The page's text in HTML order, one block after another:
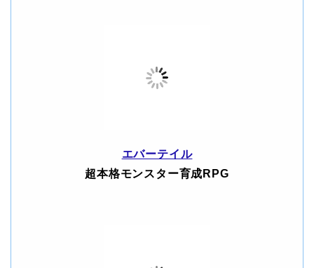
エバーテイル
超本格モンスター育成RPG